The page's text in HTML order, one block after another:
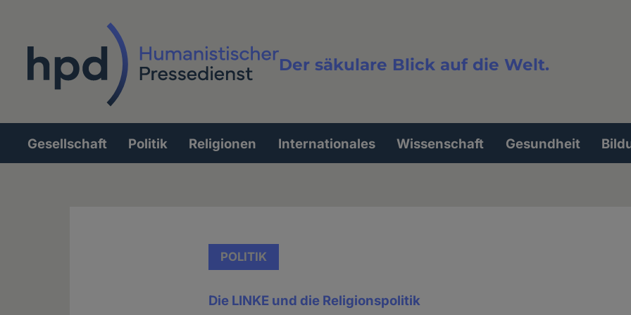
Der säkulare Blick auf die Welt.
Volltextsuche
Hauptnavigation
Gesellschaft Politik Religionen Internationales Wissenschaft Gesundheit
POLITIK
Die LINKE und die Religionspolitik